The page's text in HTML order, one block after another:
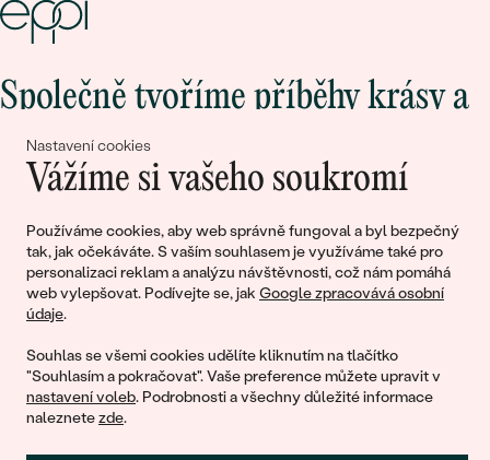
Nastavení cookies
Vážíme si vašeho soukromí
Používáme cookies, aby web správně fungoval a byl bezpečný
tak, jak očekáváte. S vaším souhlasem je využíváme také pro
personalizaci reklam a analýzu návštěvnosti, což nám pomáhá
web vylepšovat. Podívejte se, jak Google zpracovává osobní
údaje.
Souhlas se všemi cookies udělíte kliknutím na tlačítko
"Souhlasím a pokračovat". Vaše preference můžete upravit v
nastavení voleb. Podrobnosti a všechny důležité informace
naleznetezde.
Společně tvoříme příběhy krásy a
lásky
© 2011 - 2026, Eppi.cz